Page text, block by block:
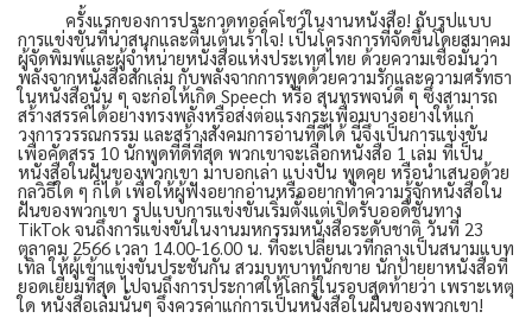
ครั้งแรกของการประกวดทอล์คโชว์ในงานหนังสือ! กับรูปแบบ
การแข่งขันที่น่าสนุกและตื่นเต้นเร้าใจ! เป็นโครงการที่จัดขึ้นโดยสมาคม
ผู้จัดพิมพ์และผู้จำหน่ายหนังสือแห่งประเทศไทย ด้วยความเชื่อมั่นว่า
พลังจากหนังสือสักเล่ม กับพลังจากการพูดด้วยความรักและความศรัทธา
ในหนังสือนั้น ๆ จะก่อให้เกิด Speech หรือ สุนทรพจน์ดี ๆ ซึ่งสามารถ
สร้างสรรค์ได้อย่างทรงพลังหรือส่งต่อแรงกระเพื่อมบางอย่างให้แก่
วงการวรรณกรรม และสร้างสังคมการอ่านที่ดีได้ นี่จึงเป็นการแข่งขัน
เพื่อคัดสรร 10 นักพูดที่ดีที่สุด พวกเขาจะเลือกหนังสือ 1 เล่ม ที่เป็น
หนังสือในฝันของพวกเขา มาบอกเล่า แบ่งปัน พูดคุย หรือนำเสนอด้วย
กลวิธีใด ๆ ก็ได้ เพื่อให้ผู้ฟังอยากอ่านหรืออยากทำความรู้จักหนังสือใน
ฝันของพวกเขา รูปแบบการแข่งขันเริ่มตั้งแต่เปิดรับออดิชั่นทาง
TikTok จนถึงการแข่งขันในงานมหกรรมหนังสือระดับชาติ วันที่ 23
ตุลาคม 2566 เวลา 14.00-16.00 น. ที่จะเปลี่ยนเวทีกลางเป็นสนามแบท
เทิล ให้ผู้เข้าแข่งขันประชันกัน สวมบทบาทนักขาย นักป้ายยาหนังสือที่
ยอดเยี่ยมที่สุด ไปจนถึงการประกาศให้โลกรู้ในรอบสุดท้ายว่า เพราะเหตุ
ใด หนังสือเล่มนั้นๆ จึงควรค่าแก่การเป็นหนังสือในฝันของพวกเขา!